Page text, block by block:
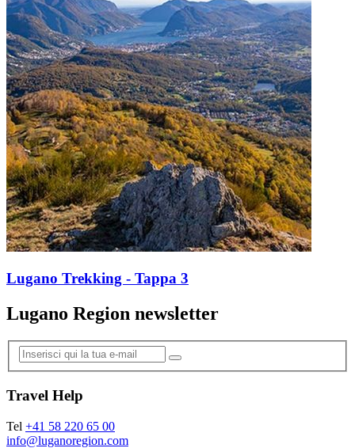
Lugano Trekking - Tappa 3
Lugano Region newsletter
Travel Help
Tel +41 58 220 65 00
info@luganoregion.com